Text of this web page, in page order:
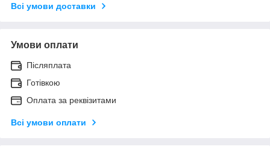
Всі умови доставки
Умови оплати
Післяплата
Готівкою
Оплата за реквізитами
Всі умови оплати